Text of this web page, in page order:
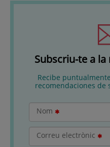
Subscriu-te a
Recibe
recomendaciones de
Nom
Correu electrònic